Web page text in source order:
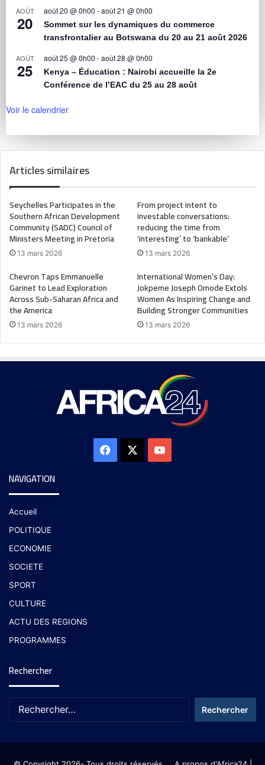
AOÛT
20
août 20 @ 0h00 -août 21 @ 0h00
Sommet sur les dynamiques du commerce
transfrontalier au Botswana du 20 au 21 août 2026
AOÛT
25
août 25 @ 0h00 -août 28 @ 0h00
Kenya – Éducation : Nairobi accueille la 2e
Conférence de l’EAC du 25 au 28 août
Voir le calendrier
Articles similaires
Seychelles Participates in the
Southern African Development
Community (SADC) Council of
Ministers Meeting in Pretoria
13 mars 2026
From project intent to
investable conversations:
reducing the time from
‘interesting’ to ‘bankable’
13 mars 2026
Chevron Taps Emmanuelle
Garinet to Lead Exploration
Across Sub-Saharan Africa and
the America
13 mars 2026
International Women’s Day:
Jokpeme Joseph Omode Extols
Women As Inspiring Change and
Building Stronger Communities
13 mars 2026
NAVIGATION
Accueil
POLITIQUE
ECONOMIE
SOCIETE
SPORT
CULTURE
ACTU DES REGIONS
PROGRAMMES
Rechercher